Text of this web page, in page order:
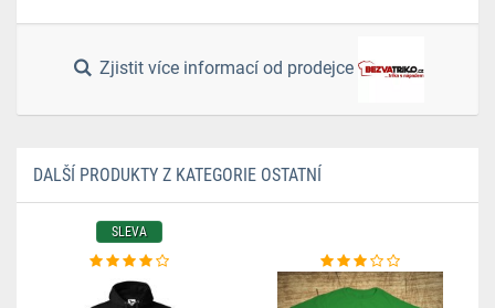
Zjistit více informací od prodejce
DALŠÍ PRODUKTY Z KATEGORIE OSTATNÍ
SLEVA